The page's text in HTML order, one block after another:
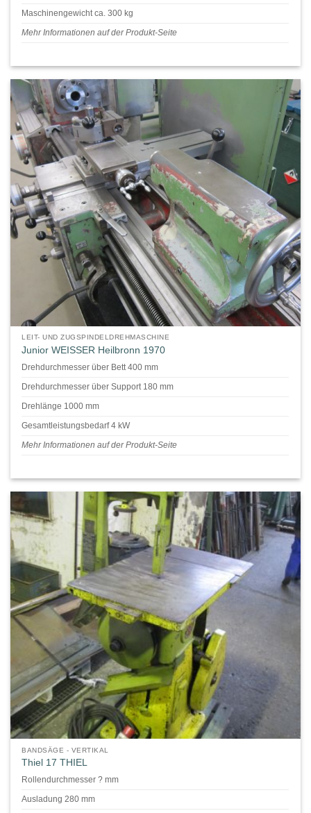
Maschinengewicht ca. 300 kg
Mehr Informationen auf der Produkt-Seite
LEIT- UND ZUGSPINDELDREHMASCHINE
Junior WEISSER Heilbronn 1970
Drehdurchmesser über Bett 400 mm
Drehdurchmesser über Support 180 mm
Drehlänge 1000 mm
Gesamtleistungsbedarf 4 kW
Mehr Informationen auf der Produkt-Seite
BANDSÄGE - VERTIKAL
Thiel 17 THIEL
Rollendurchmesser ? mm
Ausladung 280 mm